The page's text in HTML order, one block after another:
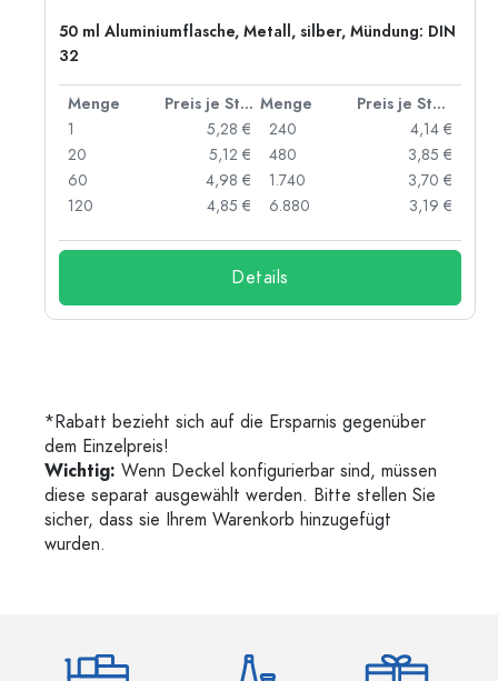
50 ml Aluminiumflasche, Metall, silber, Mündung: DIN
32
Menge Preis je Stück Menge
Preis je Stück
1
5,28 €
20
5,12 €
60
4,98 €
120
4,85 €
240
4,14 €
480
3,85 €
1.740
3,70 €
6.880
3,19 €
Details
*Rabatt bezieht sich auf die Ersparnis gegenüber
dem Einzelpreis!
Wichtig: Wenn Deckel konfigurierbar sind, müssen
diese separat ausgewählt werden. Bitte stellen Sie
sicher, dass sie Ihrem Warenkorb hinzugefügt
wurden.